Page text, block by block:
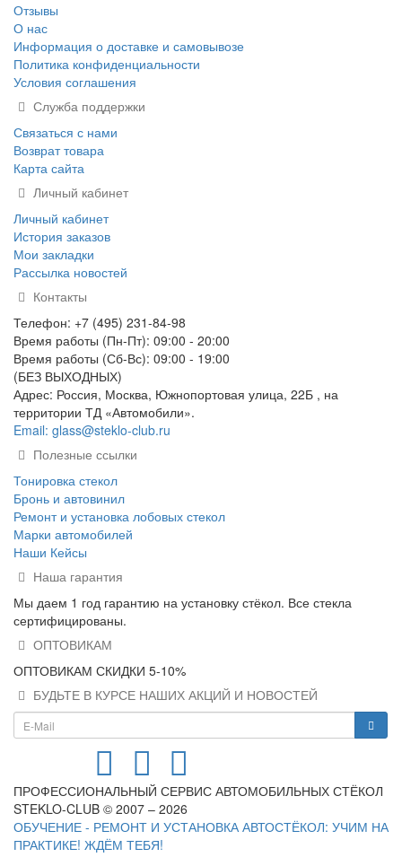
Отзывы
О нас
Информация о доставке и самовывозе
Политика конфиденциальности
Условия соглашения
Служба поддержки
Связаться с нами
Возврат товара
Карта сайта
Личный кабинет
Личный кабинет
История заказов
Мои закладки
Рассылка новостей
Контакты
Телефон: +7 (495) 231-84-98
Время работы (Пн-Пт): 09:00 - 20:00
Время работы (Сб-Вс): 09:00 - 19:00
(БЕЗ ВЫХОДНЫХ)
Адрес: Россия, Москва, Южнопортовая улица, 22Б , на
территории ТД «Автомобили».
Email: glass@steklo-club.ru
Полезные ссылки
Тонировка стекол
Бронь и автовинил
Ремонт и установка лобовых стекол
Марки автомобилей
Наши Кейсы
Наша гарантия
Мы даем 1 год гарантию на установку стёкол. Все стекла
сертифицированы.
ОПТОВИКАМ
ОПТОВИКАМ СКИДКИ 5-10%
БУДЬТЕ В КУРСЕ НАШИХ АКЦИЙ И НОВОСТЕЙ
ПРОФЕССИОНАЛЬНЫЙ СЕРВИС АВТОМОБИЛЬНЫХ СТЁКОЛ
STEKLO-CLUB © 2007 – 2026
ОБУЧЕНИЕ - РЕМОНТ И УСТАНОВКА АВТОСТЁКОЛ: УЧИМ НА
ПРАКТИКЕ! ЖДЁМ ТЕБЯ!